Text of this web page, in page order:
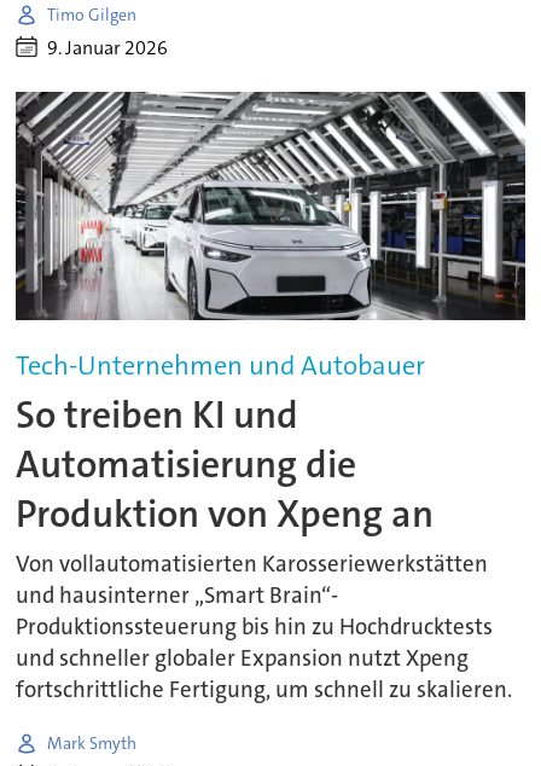
Timo Gilgen
9. Januar 2026
Tech-Unternehmen und Autobauer
So treiben KI und
Automatisierung die
Produktion von Xpeng an
Von vollautomatisierten Karosseriewerkstätten
und hausinterner „Smart Brain“-
Produktionssteuerung bis hin zu Hochdrucktests
und schneller globaler Expansion nutzt Xpeng
fortschrittliche Fertigung, um schnell zu skalieren.
Mark Smyth